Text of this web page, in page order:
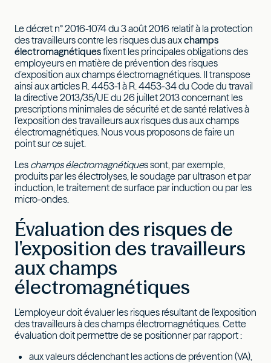
Le décret n° 2016-1074 du 3 août 2016 relatif à la protection
des travailleurs contre les risques dus auxchamps
électromagnétiquesfixent les principales obligations des
employeurs en matière de prévention des risques
d’exposition aux champs électromagnétiques. Il transpose
ainsi aux articles R. 4453-1 à R. 4453-34 du Code du travail
la directive 2013/35/UE du 26 juillet 2013 concernant les
prescriptions minimales de sécurité et de santé relatives à
l’exposition des travailleurs aux risques dus aux champs
électromagnétiques. Nous vous proposons de faire un
point sur ce sujet.
Les champs électromagnétiques sont, par exemple,
produits par les électrolyses, le soudage par ultrason et par
induction, le traitement de surface par induction ou par les
micro-ondes.
Évaluation des risques de
l'exposition des travailleurs
aux champs
électromagnétiques
L'employeur doit évaluer les risques résultant de l'exposition
des travailleurs à des champs électromagnétiques. Cette
évaluation doit permettre de se positionner par rapport :
aux valeurs déclenchant les actions de prévention (VA),